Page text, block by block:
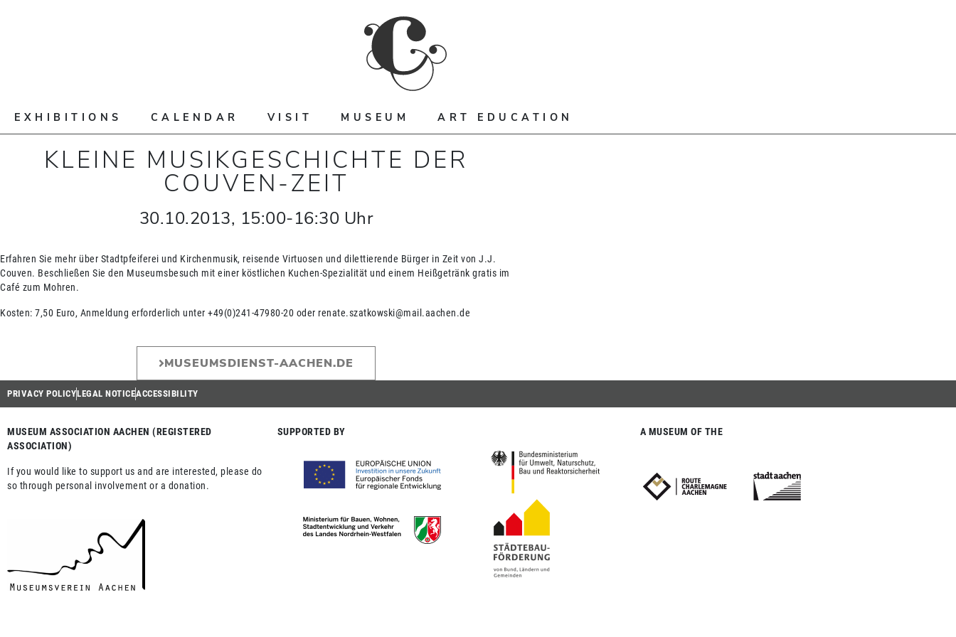
EXHIBITIONS CALENDAR VISIT MUSEUM ART EDUCATION
KLEINE MUSIKGESCHICHTE DER
COUVEN-ZEIT
30.10.2013, 15:00-16:30 Uhr
Erfahren Sie mehr über Stadtpfeiferei und Kirchenmusik, reisende Virtuosen und dilettierende Bürger in Zeit von J.J.
Couven. Beschließen Sie den Museumsbesuch mit einer köstlichen Kuchen-Spezialität und einem Heißgetränk gratis im
Café zum Mohren.
Kosten: 7,50 Euro, Anmeldung erforderlich unter +49(0)241-47980-20 oder renate.szatkowski@mail.aachen.de
MUSEUMSDIENST-AACHEN.DE
PRIVACY POLICYLEGAL NOTICEACCESSIBILITY
MUSEUM ASSOCIATION AACHEN (REGISTERED
ASSOCIATION)
If you would like to support us and are interested, please do
so through personal involvement or a donation.
SUPPORTED BY A MUSEUM OF THE